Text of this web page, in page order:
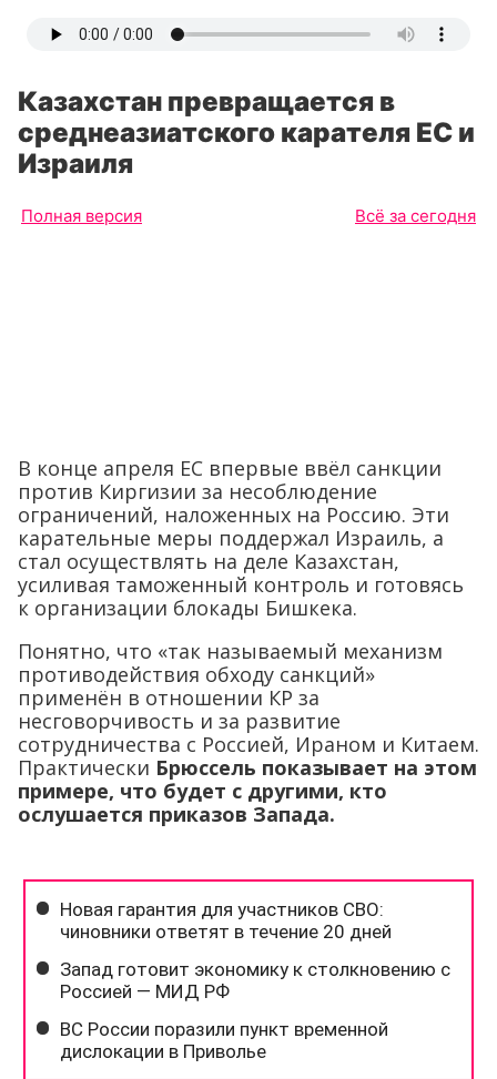
Казахстан превращается в
среднеазиатского карателя ЕС и
Израиля
Полная версия Всё за сегодня
В конце апреля ЕС впервые ввёл санкции
против Киргизии за несоблюдение
ограничений, наложенных на Россию. Эти
карательные меры поддержал Израиль, а
стал осуществлять на деле Казахстан,
усиливая таможенный контроль и готовясь
к организации блокады Бишкека.
Понятно, что «так называемый механизм
противодействия обходу санкций»
применён в отношении КР за
несговорчивость и за развитие
сотрудничества с Россией, Ираном и Китаем.
Практически Брюссель показывает на этом
примере, что будет с другими, кто
ослушается приказов Запада.